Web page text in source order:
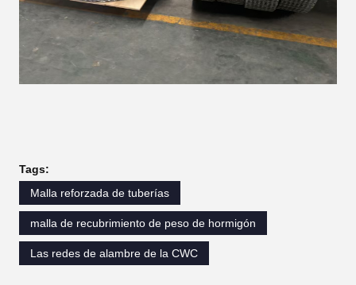
Tags:
Malla reforzada de tuberías
malla de recubrimiento de peso de hormigón
Las redes de alambre de la CWC